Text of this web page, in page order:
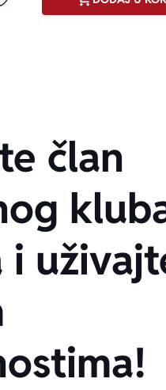
Dodaj u omiljene
član
i